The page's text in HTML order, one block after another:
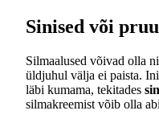
Sinised või
Silmaalused võivad olla
üldjuhul välja ei paista.
läbi kumama, tekitades
silmakreemist võib olla